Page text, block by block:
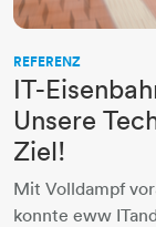
REFERENZ
IT-
Unsere
Ziel!
Mit Volldampf
konnte eww